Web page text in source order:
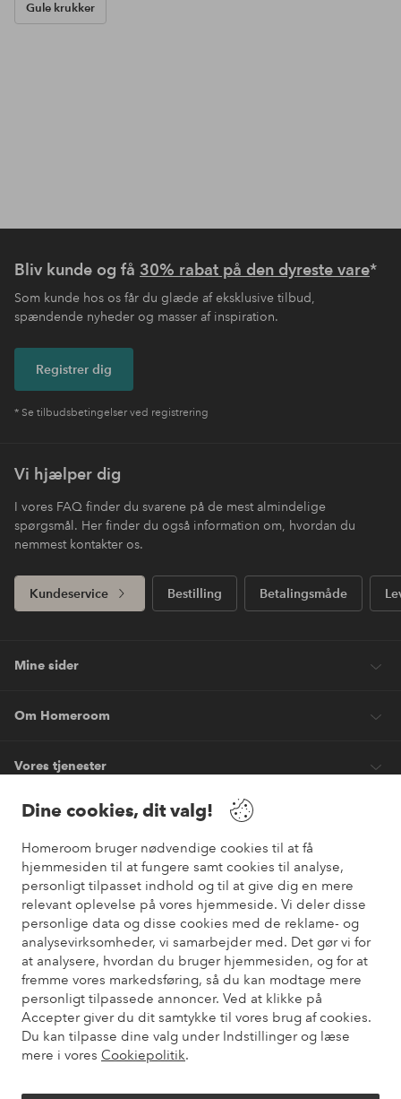
Dine cookies, dit valg!
Homeroom bruger nødvendige cookies til at få
hjemmesiden til at fungere samt cookies til analyse,
personligt tilpasset indhold og til at give dig en mere
relevant oplevelse på vores hjemmeside. Vi deler disse
personlige data og disse cookies med de reklame- og
analysevirksomheder, vi samarbejder med. Det gør vi for
at analysere, hvordan du bruger hjemmesiden, og for at
fremme vores markedsføring, så du kan modtage mere
personligt tilpassede annoncer. Ved at klikke på
Accepter giver du dit samtykke til vores brug af cookies.
Du kan tilpasse dine valg under Indstillinger og læse
mere i vores Cookiepolitik.
Gule krukker
Bliv kunde og få 30% rabat på den dyreste vare*
Som kunde hos os får du glæde af eksklusive tilbud,
spændende nyheder og masser af inspiration.
Registrer dig
* Se tilbudsbetingelser ved registrering
Vi hjælper dig
I vores FAQ finder du svarene på de mest almindelige
spørgsmål. Her finder du også information om, hvordan du
nemmest kontakter os.
Kundeservice Bestilling Betalingsmåde
Mine sider
Om Homeroom
Vores tjenester
Vilkår
Venner
Sikre betalinger
Vil du vide mere om vores betalingsmuligheder ?
elpy